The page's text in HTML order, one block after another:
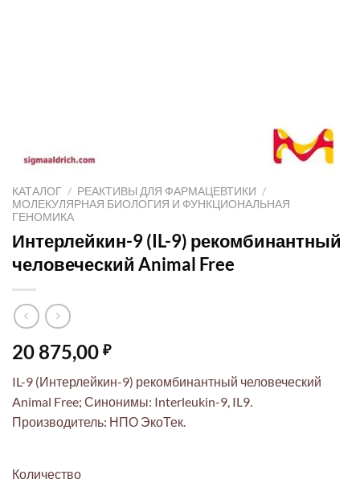
КАТАЛОГ / РЕАКТИВЫ ДЛЯ ФАРМАЦЕВТИКИ /
МОЛЕКУЛЯРНАЯ БИОЛОГИЯ И ФУНКЦИОНАЛЬНАЯ
ГЕНОМИКА
Интерлейкин-9 (IL-9) рекомбинантный
человеческий Animal Free
20 875,00 ₽
IL-9 (Интерлейкин-9) рекомбинантный человеческий
Animal Free; Синонимы: Interleukin-9, IL9.
Производитель: НПО ЭкоТек.
Количество